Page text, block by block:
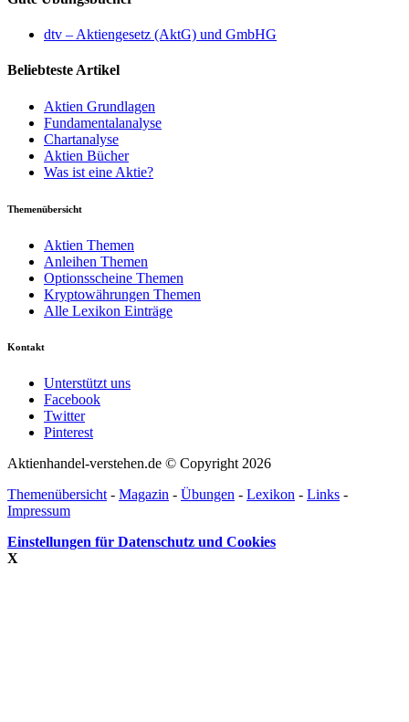
dtv – Aktiengesetz (AktG) und GmbHG
Beliebteste Artikel
Aktien Grundlagen
Fundamentalanalyse
Chartanalyse
Aktien Bücher
Was ist eine Aktie?
Themenübersicht
Aktien Themen
Anleihen Themen
Optionsscheine Themen
Kryptowährungen Themen
Alle Lexikon Einträge
Kontakt
Unterstützt uns
Facebook
Twitter
Pinterest
Aktienhandel-verstehen.de © Copyright 2026
Themenübersicht- Magazin - Übungen - Lexikon - Links -
Impressum
Einstellungen für Datenschutz und Cookies
X